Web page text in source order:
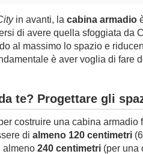
in avanti, la cabina armadio
di avere quella sfoggiata da
al massimo lo spazio e
è aver voglia di fare
te? Progettare gli
costruire una cabina armadio
di almeno 120 centimetri
almeno 240 centimetri (per una